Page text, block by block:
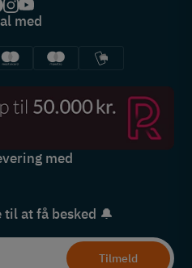
med
med
at få besked 🔔
Tilmeld